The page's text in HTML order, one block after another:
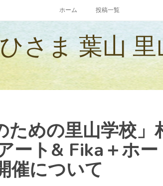
ホーム 投稿一覧
さま 葉山
めの里山学校」
ート& Fika＋ホー
催について